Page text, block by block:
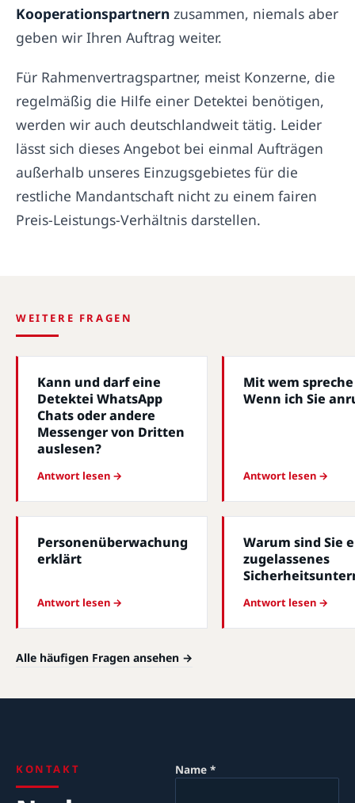
Kooperationspartnern zusammen, niemals aber
geben wir Ihren Auftrag weiter.
Für Rahmenvertragspartner, meist Konzerne, die
regelmäßig die Hilfe einer Detektei benötigen,
werden wir auch deutschlandweit tätig. Leider
lässt sich dieses Angebot bei einmal Aufträgen
außerhalb unseres Einzugsgebietes für die
restliche Mandantschaft nicht zu einem fairen
Preis-Leistungs-Verhältnis darstellen.
WEITERE FRAGEN
Kann und darf eine
Detektei WhatsApp
Chats oder andere
Messenger von Dritten
auslesen?
Antwort lesen →
Mit wem
Wenn ich Sie
Antwort lesen →
Personenüberwachung
erklärt
Antwort lesen →
Warum sind Sie
zugelassenes
Antwort lesen →
Alle häufigen Fragen ansehen →
KONTAKT Name *